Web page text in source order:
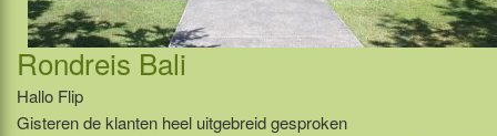
Rondreis Bali
Hallo Flip
Gisteren de klanten heel uitgebreid gesproken